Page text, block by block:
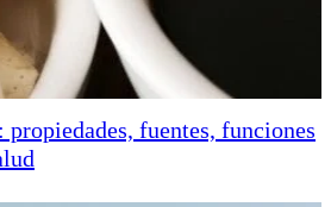
propiedades, fuentes, funciones